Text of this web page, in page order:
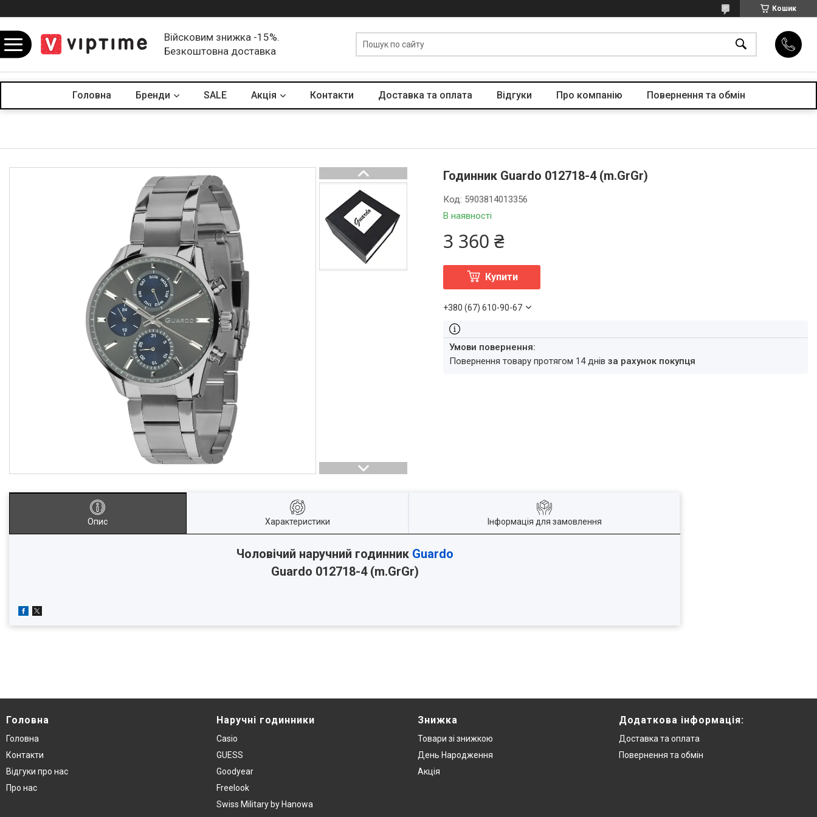
Кошик
Війсковим знижка -15%.
Безкоштовна доставка
Головна Бренди SALE Акцiя Контакти Доставка та оплата Вiдгуки Про компанiю Повернення та обмін
Годинник Guardo 012718-4 (m.GrGr)
В наявності
Код: 5903814013356
3 360 ₴
Купити
+380 (67) 610-90-67
повернення товару протягом 14 днівза рахунок покупця
Опис Характеристики Інформація для замовлення
Чоловічий наручний годинник Guardo
Guardo 012718-4 (m.GrGr)
Головна
Головна
Контакти
Вiдгуки про нас
Про нас
Наручнi годинники
Casio
GUESS
Goodyear
Freelook
Swiss Military by Hanowa
Знижка
Товари зi знижкою
День Народження
Акція
Додаткова інформацiя:
Доставка та оплата
Повернення та обмiн